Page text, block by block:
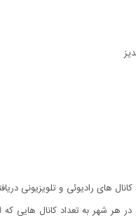
کانال های رادیوئی و تلویزیونی
هر شهر به تعداد کانال هایی که